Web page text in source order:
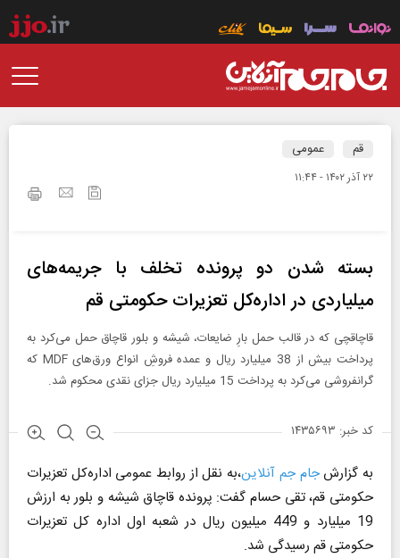
قم عمومی
۲۲ آذر ۱۴۰۲ - ۱۱:۴۴
بسته شدن دو پرونده تخلف با جریمه‌های
میلیاردی در اداره‌کل تعزیرات حکومتی قم
قاچاقچی که در قالب حمل بارِ ضایعات، شیشه و بلور قاچاق حمل می‌کرد به
پرداخت بیش از 38 میلیارد ریال و عمده فروشِ انواع ورق‌های MDF که
گرانفروشی می‌کرد به پرداخت 15 میلیارد ریال جزای نقدی محکوم شد.
کد خبر: ۱۴۳۵۶۹۳
به گزارشجام جم آنلاین،به نقل از روابط عمومی اداره‌کل تعزیرات
حکومتی قم، تقی حسام گفت: پرونده قاچاق شیشه و بلور به ارزش
19 میلیارد و 449 میلیون ریال در شعبه اول اداره کل تعزیرات
حکومتی قم رسیدگی شد.